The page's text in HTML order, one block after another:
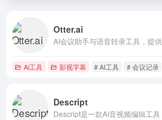
Otter.ai
Ai工具 影视字幕 # AI工具 # 会议记录
Descript